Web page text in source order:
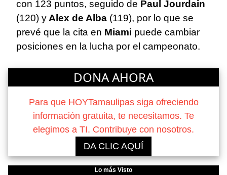
con 123 puntos, seguido de Paul Jourdain
(120) y Alex de Alba (119), por lo que se
prevé que la cita en Miami puede cambiar
posiciones en la lucha por el campeonato.
DONA AHORA
Para que HOYTamaulipas siga ofreciendo
información gratuita, te necesitamos. Te
elegimos a TI. Contribuye con nosotros.
DA CLIC AQUÍ
Lo más Visto